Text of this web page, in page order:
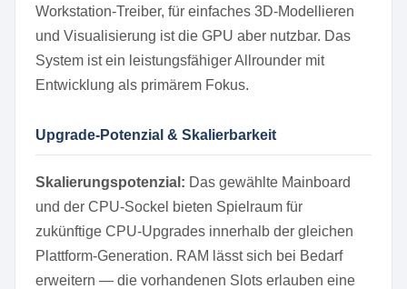
Workstation-Treiber, für einfaches 3D-Modellieren
und Visualisierung ist die GPU aber nutzbar. Das
System ist ein leistungsfähiger Allrounder mit
Entwicklung als primärem Fokus.
Upgrade-Potenzial & Skalierbarkeit
Skalierungspotenzial: Das gewählte Mainboard
und der CPU-Sockel bieten Spielraum für
zukünftige CPU-Upgrades innerhalb der gleichen
Plattform-Generation. RAM lässt sich bei Bedarf
erweitern — die vorhandenen Slots erlauben eine